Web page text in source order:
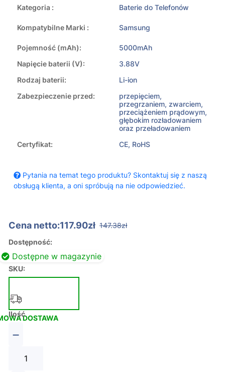
Kategoria : Baterie do Telefonów
Kompatybilne Marki : Samsung
Pojemność (mAh):
5000mAh
Napięcie baterii (V):
3.88V
Rodzaj baterii:
Li-ion
Zabezpieczenie przed:
przepięciem,
przegrzaniem, zwarciem,
przeciążeniem prądowym,
głębokim rozładowaniem
oraz przeładowaniem
Certyfikat:
CE, RoHS
Pytania na temat tego produktu? Skontaktuj się z naszą
obsługą klienta, a oni spróbują na nie odpowiedzieć.
Cena netto:117.90zł 147.38zł
Dostępność:
Dostępne w magazynie
SKU:
DOSTAWA
Ilość
−